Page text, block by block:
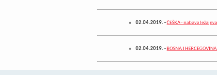
02.04.2019.-ČEŠKA– nabava ležajeva
02.04.2019.- BOSNA I